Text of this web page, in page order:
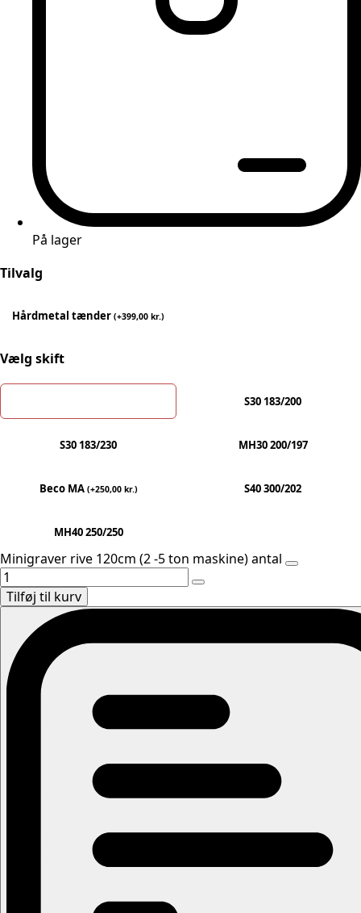
På lager
Tilvalg
Hårdmetal tænder (+399,00 kr.)
Vælg skift
S30 183/200
S30 183/230 MH30 200/197
Beco MA (+250,00 kr.) S40 300/202
MH40 250/250
Minigraver rive 120cm (2 -5 ton maskine) antal
Tilføj til kurv